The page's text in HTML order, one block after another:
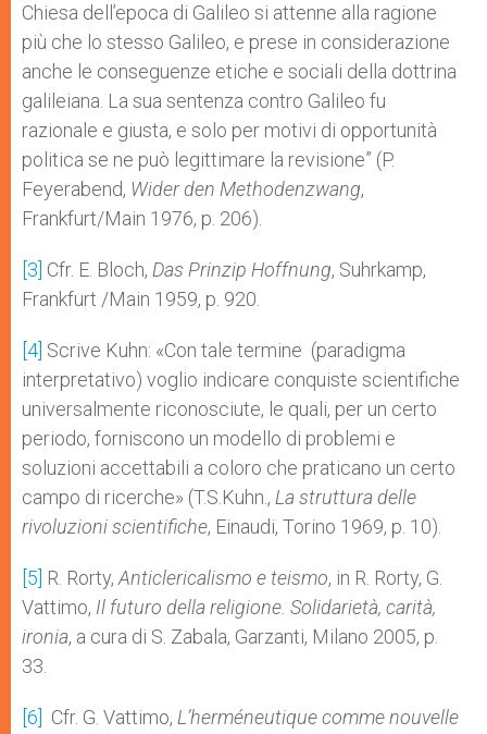
Chiesa dell’epoca di Galileo si attenne alla ragione
più che lo stesso Galileo, e prese in considerazione
anche le conseguenze etiche e sociali della dottrina
galileiana. La sua sentenza contro Galileo fu
razionale e giusta, e solo per motivi di opportunità
politica se ne può legittimare la revisione” (P.
Feyerabend, Wider den Methodenzwang,
Frankfurt/Main 1976, p. 206).
[3] Cfr. E. Bloch, Das Prinzip Hoffnung, Suhrkamp,
Frankfurt /Main 1959, p. 920.
[4] Scrive Kuhn: «Con tale termine (paradigma
interpretativo) voglio indicare conquiste scientifiche
universalmente riconosciute, le quali, per un certo
periodo, forniscono un modello di problemi e
soluzioni accettabili a coloro che praticano un certo
campo di ricerche» (T.S.Kuhn., La struttura delle
rivoluzioni scientifiche, Einaudi, Torino 1969, p. 10).
[5] R. Rorty, Anticlericalismo e teismo, in R. Rorty, G.
Vattimo, Il futuro della religione. Solidarietà, carità,
ironia, a cura di S. Zabala, Garzanti, Milano 2005, p.
33.
[6] Cfr. G. Vattimo, L’herméneutique comme nouvelle